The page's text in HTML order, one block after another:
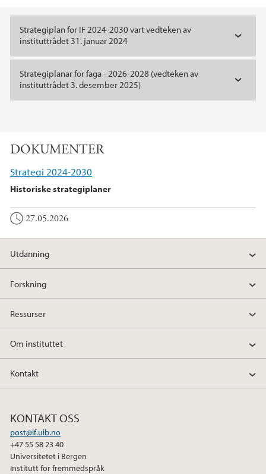
Hovedinnhold
Strategiplan for IF 2024-2030 vart vedteken av
instituttrådet 31. januar 2024
Strategiplanar for faga - 2026-2028 (vedteken av
instituttrådet 3. desember 2025)
DOKUMENTER
Strategi 2024-2030
Historiske strategiplaner
27.05.2026
Utdanning
Forskning
Ressurser
Om instituttet
Kontakt
KONTAKT OSS
post@if.uib.no
+47 55 58 23 40
Universitetet i Bergen
Institutt for fremmedspråk